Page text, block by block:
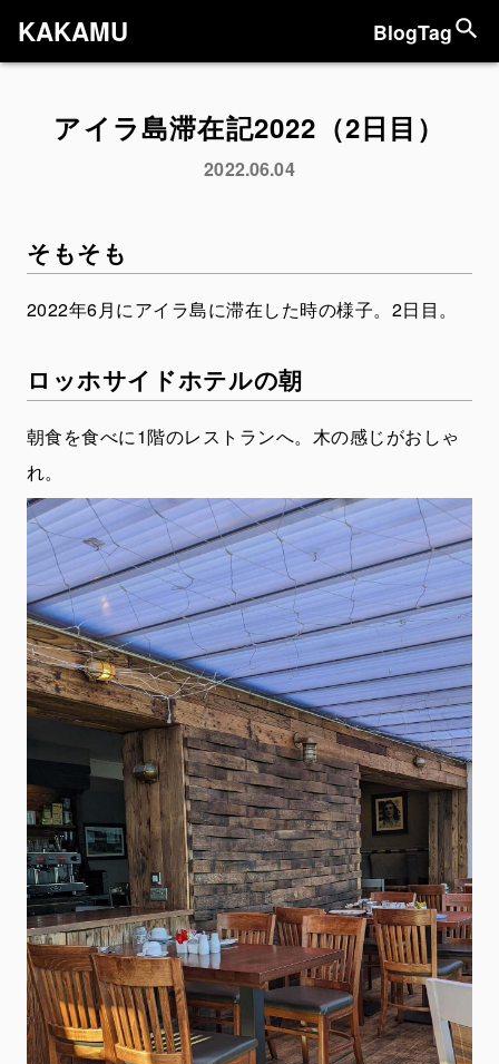
KAKAMU BlogTag
アイラ島滞在記2022（2日目）
2022.06.04
そもそも
2022年6月にアイラ島に滞在した時の様子。2日目。
ロッホサイドホテルの朝
朝食を食べに1階のレストランへ。木の感じがおしゃ
れ。